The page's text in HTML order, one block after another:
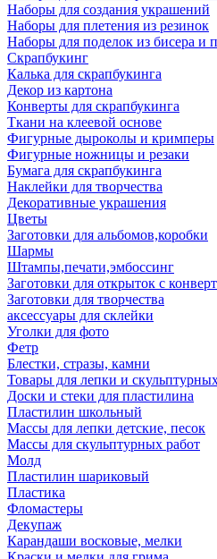
Наборы для создания украшений
Наборы для плетения из резинок
Наборы для поделок из бисера и
Скрапбукинг
Калька для скрапбукинга
Декор из картона
Конверты для скрапбукинга
Ткани на клеевой основе
Фигурные дыроколы и кримперы
Фигурные ножницы и резаки
Бумага для скрапбукинга
Наклейки для творчества
Декоративные украшения
Цветы
Заготовки для альбомов,коробки
Шармы
Штампы,печати,эмбоссинг
Заготовки для открыток с
Заготовки для творчества
аксессуары для склейки
Уголки для фото
Фетр
Блестки, стразы, камни
Товары для лепки и
Доски и стеки для пластилина
Пластилин школьный
Массы для лепки детские, песок
Массы для скульптурных работ
Молд
Пластилин шариковый
Пластика
Фломастеры
Декупаж
Карандаши восковые, мелки